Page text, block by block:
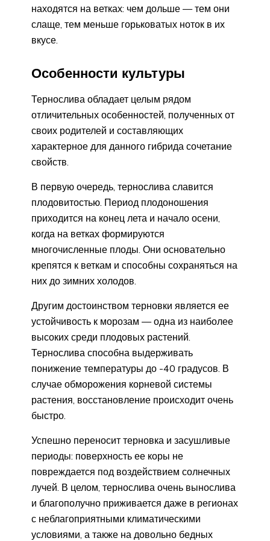
находятся на ветках: чем дольше — тем они
слаще, тем меньше горьковатых ноток в их
вкусе.
Особенности культуры
Тернослива обладает целым рядом
отличительных особенностей, полученных от
своих родителей и составляющих
характерное для данного гибрида сочетание
свойств.
В первую очередь, тернослива славится
плодовитостью. Период плодоношения
приходится на конец лета и начало осени,
когда на ветках формируются
многочисленные плоды. Они основательно
крепятся к веткам и способны сохраняться на
них до зимних холодов.
Другим достоинством терновки является ее
устойчивость к морозам — одна из наиболее
высоких среди плодовых растений.
Тернослива способна выдерживать
понижение температуры до -40 градусов. В
случае обморожения корневой системы
растения, восстановление происходит очень
быстро.
Успешно переносит терновка и засушливые
периоды: поверхность ее коры не
повреждается под воздействием солнечных
лучей. В целом, тернослива очень вынослива
и благополучно приживается даже в регионах
с неблагоприятными климатическими
условиями, а также на довольно бедных